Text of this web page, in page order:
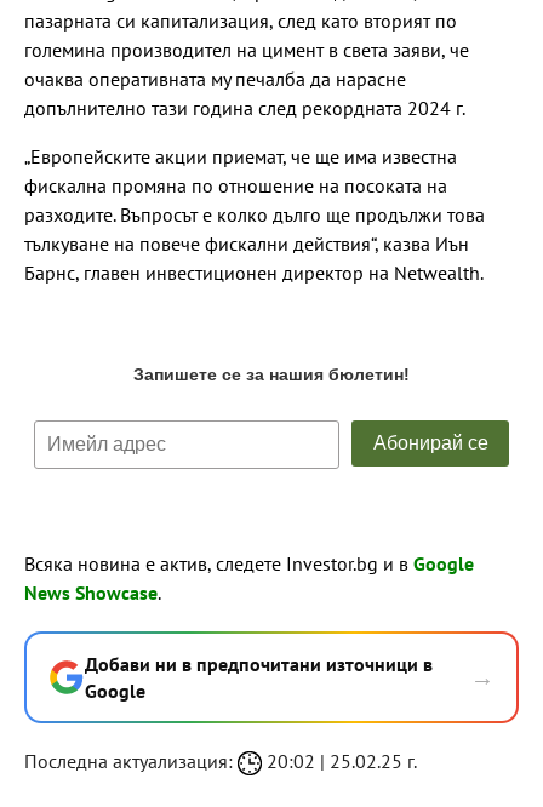
пазарната си капитализация, след като вторият по
големина производител на цимент в света заяви, че
очаква оперативната му печалба да нарасне
допълнително тази година след рекордната 2024 г.
„Европейските акции приемат, че ще има известна
фискална промяна по отношение на посоката на
разходите. Въпросът е колко дълго ще продължи това
тълкуване на повече фискални действия“, казва Иън
Барнс, главен инвестиционен директор на Netwealth.
Всяка новина е актив, следете Investor.bg и в Google
News Showcase.
Добави ни в предпочитани източници в
Google
→
Последна актуализация: 20:02 | 25.02.25 г.